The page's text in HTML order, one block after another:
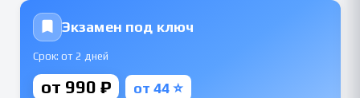
Экзамен под ключ
Срок: от 2 дней
от 990 ₽ от 44 ⭐